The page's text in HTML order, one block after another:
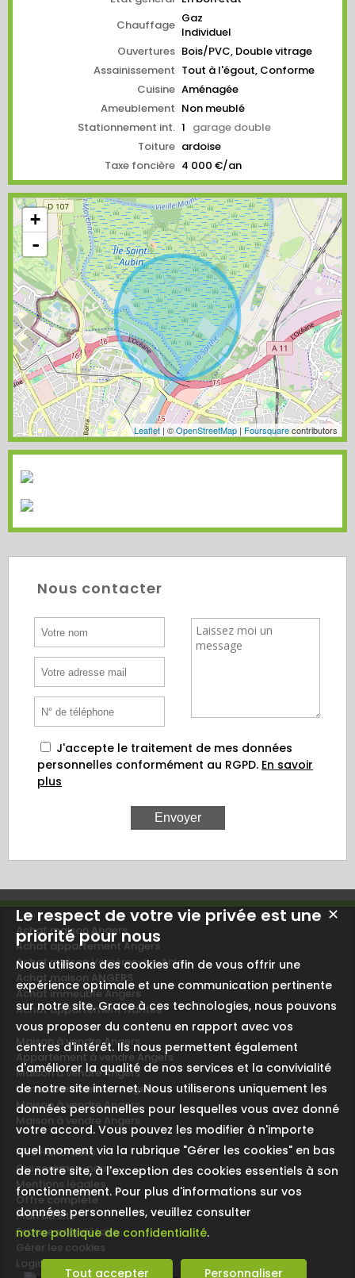
Chauffage Gaz
Individuel
Ouvertures Bois/PVC, Double vitrage
Assainissement Tout à l'égout, Conforme
Cuisine Aménagée
Ameublement Non meublé
Stationnement int. 1 garage double
Toiture ardoise
Taxe foncière 4 000 €/an
+
-
Leaflet| ©OpenStreetMap|Foursquarecontributors
Nous contacter
J'accepte le traitement de mes données
personnelles conformément au RGPD. En savoir
plus
Achat maison Angers
Achat appartement Angers
Achat maison Verrières-en-Anjou
Achat maison ANGERS
Achat immeuble Angers
Achat appartement Nantes
Maison à vendre Angers
Appartement à vendre Angers
Maison à vendre Angers
Immeuble à vendre Angers
Maison à vendre Angers
Maison à vendre Angers
Nos Honoraires
Qui sommes-nous
Mentions légales
Offre complète
Plan du site
Espace propriétaire
Gérer les cookies
Logiciel immobilier
✕
Le respect de votre vie privée est une
priorité pour nous
Nous utilisons des cookies afin de vous offrir une
expérience optimale et une communication pertinente
sur notre site. Grace à ces technologies, nous pouvons
vous proposer du contenu en rapport avec vos
centres d'intérêt. Ils nous permettent également
d'améliorer la qualité de nos services et la convivialité
de notre site internet. Nous utiliserons uniquement les
données personnelles pour lesquelles vous avez donné
votre accord. Vous pouvez les modifier à n'importe
quel moment via la rubrique "Gérer les cookies" en bas
de notre site, à l'exception des cookies essentiels à son
fonctionnement. Pour plus d'informations sur vos
données personnelles, veuillez consulter
notre politique de confidentialité.
Tout accepter Personnaliser